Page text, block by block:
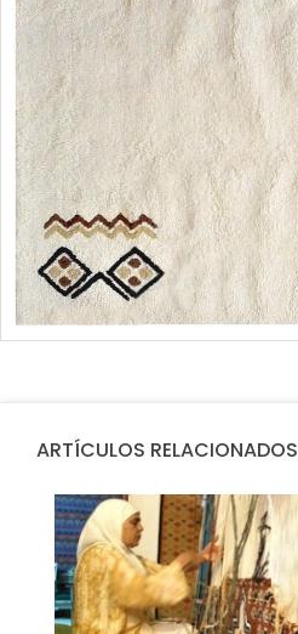
ARTÍCULOS RELACIONADOS